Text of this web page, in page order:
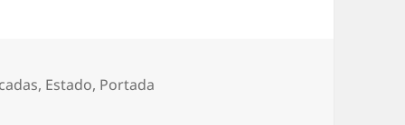
, Estado, Portada